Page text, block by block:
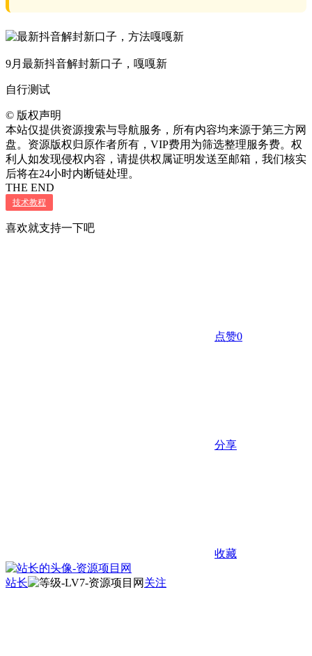
9月最新抖音解封新口子，嘎嘎新
自行测试
© 版权声明
本站仅提供资源搜索与导航服务，所有内容均来源于第三方网
盘。资源版权归原作者所有，VIP费用为筛选整理服务费。权
利人如发现侵权内容，请提供权属证明发送至邮箱，我们核实
后将在24小时内断链处理。
THE END
技术教程
喜欢就支持一下吧
点赞0
分享
收藏
站长 关注